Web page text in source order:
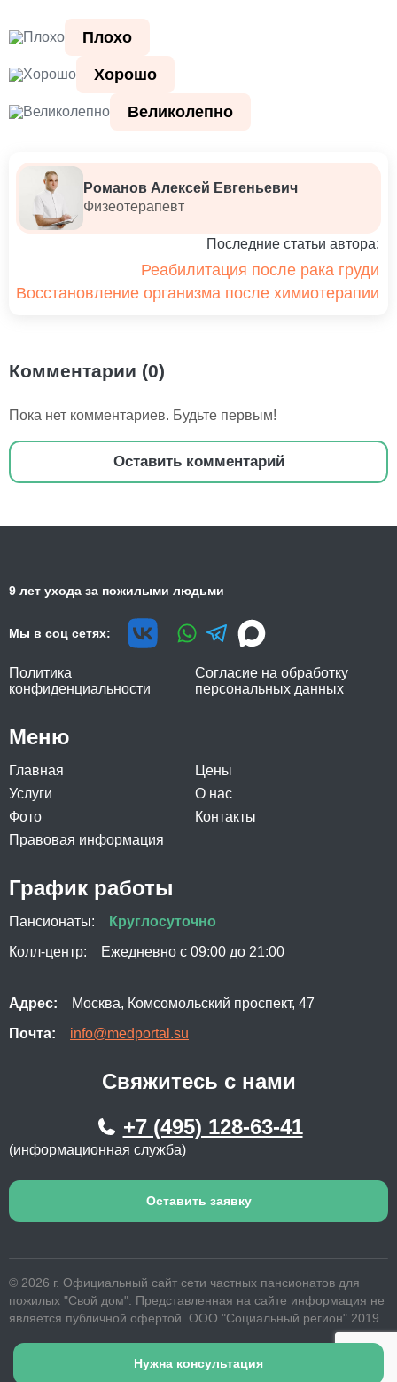
Плохо
Хорошо
Великолепно
Романов Алексей Евгеньевич
Физеотерапевт
Последние статьи автора:
Реабилитация после рака груди
Восстановление организма после химиотерапии
Комментарии (0)
Пока нет комментариев. Будьте первым!
Оставить комментарий
9 лет ухода за пожилыми людьми
Мы в соц сетях:
Политика
конфиденциальности
Согласие на обработку
персональных данных
Меню
Главная
Цены
Услуги
О нас
Фото
Контакты
Правовая информация
График работы
Пансионаты:
Круглосуточно
Колл-центр:
Ежедневно с 09:00 до 21:00
Адрес:
Москва, Комсомольский проспект, 47
Почта:
info@medportal.su
Свяжитесь с нами
+7 (495) 128-63-41
(информационная служба)
Оставить заявку
© 2026 г. Официальный сайт сети частных пансионатов для
пожилых "Свой дом". Представленная на сайте информация не
является публичной офертой. ООО "Социальный регион" 2019.
Нужна консультация